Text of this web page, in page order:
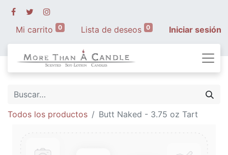
Mi carrito 0 Lista de deseos 0 Iniciar sesión
Todos los productos Butt Naked - 3.75 oz Tart